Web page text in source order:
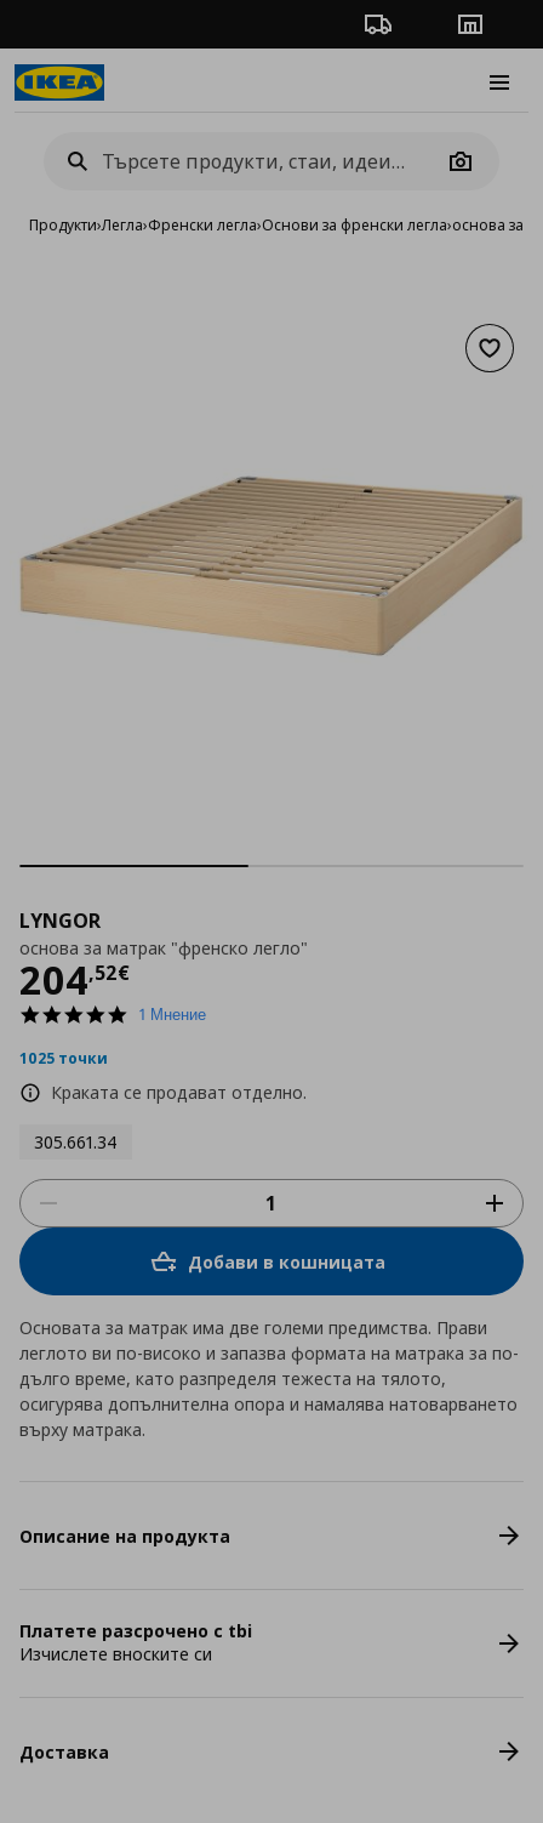
Проследяване на
Camera
Продукти›Легла›Френски легла›Основи за френски легла›основа за
LYNGOR
основа за матрак "френско легло"
204,52€
Цена204,52 €
5.01 Мнение
1025 точки
Краката се продават отделно.
305.661.34
Добави в кошницата
Основата за матрак има две големи предимства. Прави
леглото ви по-високо и запазва формата на матрака за по-
дълго време, като разпределя тежеста на тялото,
осигурява допълнителна опора и намалява натоварването
върху матрака.
Описание на продукта
Платете разсрочено с tbi
Изчислете вноските си
Доставка